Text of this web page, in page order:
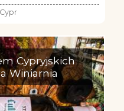
Cypryjskich
Winiarnia